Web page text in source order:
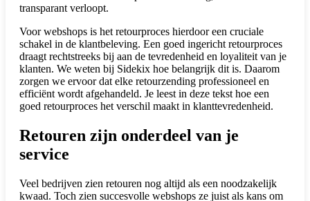
transparant verloopt.
Voor webshops is het retourproces hierdoor een cruciale
schakel in de klantbeleving. Een goed ingericht retourproces
draagt rechtstreeks bij aan de tevredenheid en loyaliteit van je
klanten. We weten bij Sidekix hoe belangrijk dit is. Daarom
zorgen we ervoor dat elke retourzending professioneel en
efficiënt wordt afgehandeld. Je leest in deze tekst hoe een
goed retourproces het verschil maakt in klanttevredenheid.
Retouren zijn onderdeel van je
service
Veel bedrijven zien retouren nog altijd als een noodzakelijk
kwaad. Toch zien succesvolle webshops ze juist als kans om